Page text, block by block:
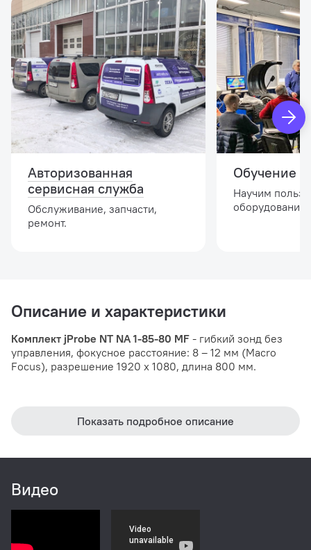
Авторизованная
сервисная служба
Обслуживание, запчасти,
ремонт.
Обучение
Научим
Описание и характеристики
Комплект jProbe NT NA 1-85-80 MF - гибкий зонд без
управления, фокусное расстояние: 8 – 12 мм (Macro
Focus), разрешение 1920 х 1080, длина 800 мм.
Показать подробное описание
Видео